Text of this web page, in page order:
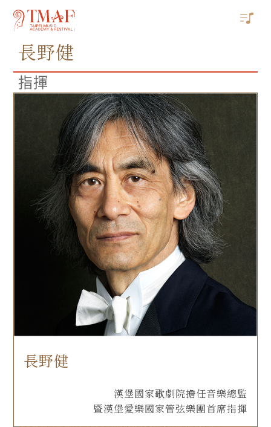
長野健
指揮
長野健
漢堡國家歌劇院擔任音樂總監
暨漢堡愛樂國家管弦樂團首席指揮